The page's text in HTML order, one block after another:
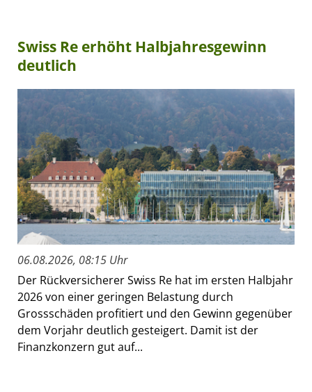
Swiss Re erhöht Halbjahresgewinn
deutlich
06.08.2026, 08:15 Uhr
Der Rückversicherer Swiss Re hat im ersten Halbjahr
2026 von einer geringen Belastung durch
Grossschäden profitiert und den Gewinn gegenüber
dem Vorjahr deutlich gesteigert. Damit ist der
Finanzkonzern gut auf...